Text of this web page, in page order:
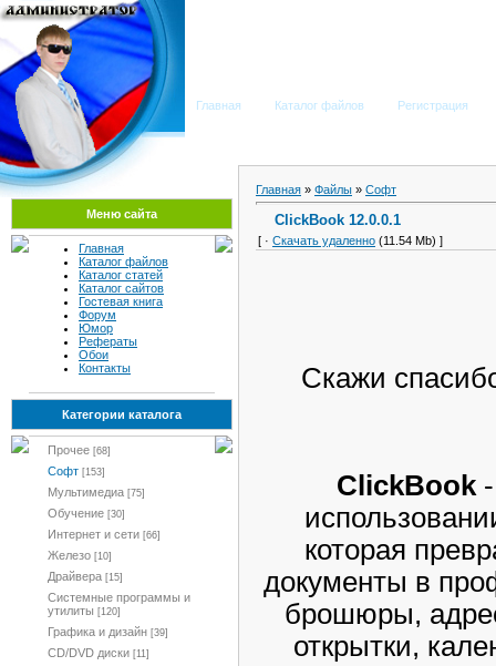
Главная Каталог файлов Регистрация
Меню сайта
Главная
Каталог файлов
Каталог статей
Каталог сайтов
Гостевая книга
Форум
Юмор
Рефераты
Обои
Контакты
Категории каталога
Прочее [68]
Софт [153]
Мультимедиа [75]
Обучение [30]
Интернет и сети [66]
Железо [10]
Драйвера [15]
Системные программы и
утилиты [120]
Графика и дизайн [39]
CD/DVD диски [11]
Главная » Файлы » Софт
ClickBook 12.0.0.1
[ · Скачать удаленно (11.54 Mb) ]
Скажи
ClickBook
которая
документы в
брошюры,
открытки,